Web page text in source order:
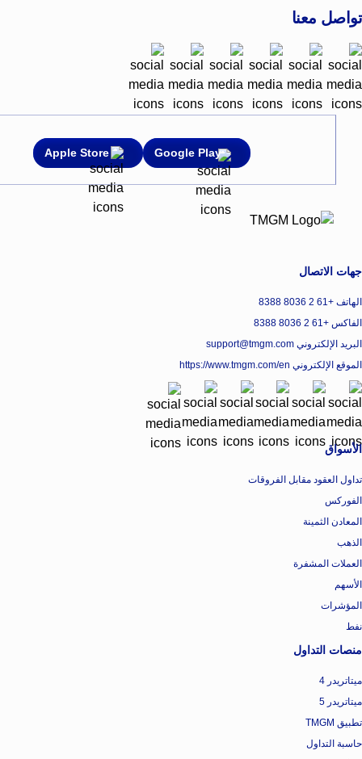
تواصل معنا
Google Play
Apple Store
جهات الاتصال
الهاتف +61 2 8036 8388
الفاكس +61 2 8036 8388
البريد الإلكتروني support@tmgm.com
الموقع الإلكتروني https://www.tmgm.com/en
الأسواق
تداول العقود مقابل الفروقات
الفوركس
المعادن الثمينة
الذهب
العملات المشفرة
الأسهم
المؤشرات
نفط
منصات التداول
ميتاتريدر 4
ميتاتريدر 5
تطبيق TMGM
حاسبة التداول